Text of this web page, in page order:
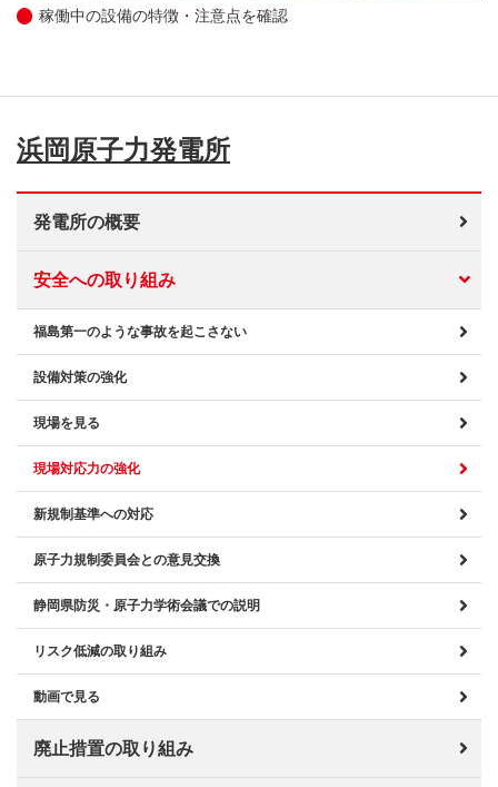
稼働中の設備の特徴・注意点を確認
浜岡原子力発電所
発電所の概要
安全への取り組み
福島第一のような事故を起こさない
設備対策の強化
現場を見る
現場対応力の強化
新規制基準への対応
原子力規制委員会との意見交換
静岡県防災・原子力学術会議での説明
リスク低減の取り組み
動画で見る
廃止措置の取り組み